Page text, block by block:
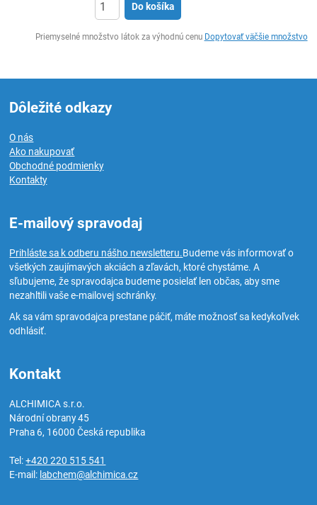
Do košíka
Priemyselné množstvo látok za výhodnú cenu Dopytovať väčšie množstvo
Dôležité odkazy
O nás
Ako nakupovať
Obchodné podmienky
Kontakty
E-mailový spravodaj
Prihláste sa k odberu nášho newsletteru.Budeme vás informovať o
všetkých zaujímavých akciách a zľavách, ktoré chystáme. A
sľubujeme, že spravodajca budeme posielať len občas, aby sme
nezahltili vaše e-mailovej schránky.
Ak sa vám spravodajca prestane páčiť, máte možnosť sa kedykoľvek
odhlásiť.
Kontakt
ALCHIMICA s.r.o.
Národní obrany 45
Praha 6, 16000Česká republika
Tel:+420 220 515 541
E-mail: labchem@alchimica.cz